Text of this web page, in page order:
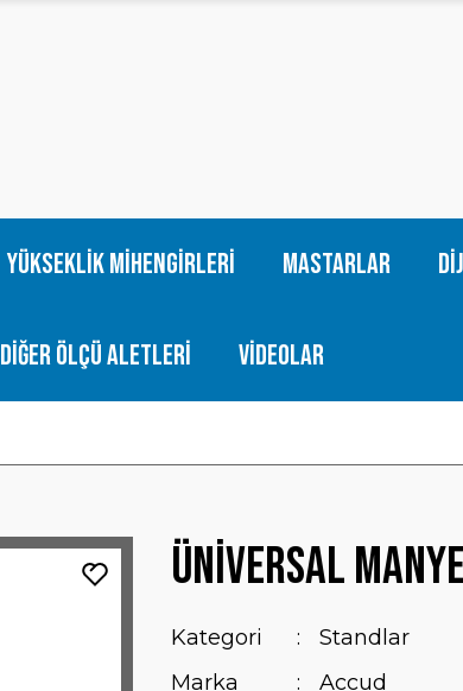
Yükseklik Mihengirleri Mastarlar
Diğer Ölçü Aletleri Videolar
Üniversal
Kategori
Standlar
Marka
Accud